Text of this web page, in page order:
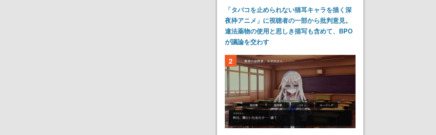
「タバコを止められない猫耳キャラを描く深
夜枠アニメ」に視聴者の一部から批判意見。
違法薬物の使用と思しき描写も含めて、BPO
が議論を交わす
2